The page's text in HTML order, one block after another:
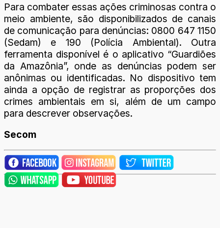
Para combater essas ações criminosas contra o
meio ambiente, são disponibilizados de canais
de comunicação para denúncias: 0800 647 1150
(Sedam) e 190 (Polícia Ambiental). Outra
ferramenta disponível é o aplicativo “Guardiões
da Amazônia”, onde as denúncias podem ser
anônimas ou identificadas. No dispositivo tem
ainda a opção de registrar as proporções dos
crimes ambientais em si, além de um campo
para descrever observações.
Secom